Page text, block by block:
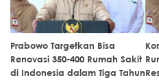
Prabowo Targetkan Bisa
Renovasi 350-400 Rumah Sakit
di Indonesia dalam Tiga Tahun